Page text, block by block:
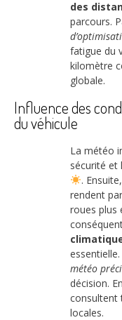
des
parcours.
fatigue du
kilomètre
globale.
Influence des
du véhicule
La météo
sécurité et
.
rendent
roues plus
météo
décision.
consultent
locales.